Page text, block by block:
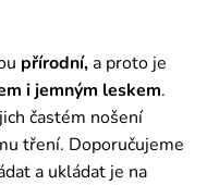
přírodní,a proto je
i jemným leskem.
častém nošení
tření. Doporučujeme
a ukládat je na